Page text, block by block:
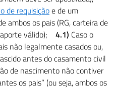
de requisiçãoe de um
ambos os pais (RG, carteira de
válido);
4.1) Caso o
não legalmente casados ou,
antes do casamento civil
de nascimento não contiver
os pais” (ou seja, ambos os